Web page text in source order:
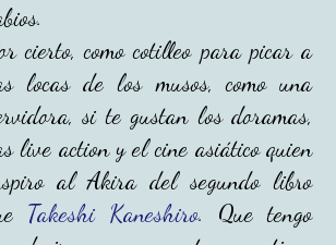
cierto, como cotilleo para picar a
locas de los musos, como una
si te gustan los doramas,
live action y el cine asiático quien
al Akira del segundo libro
Takeshi Kaneshiro. Que tengo